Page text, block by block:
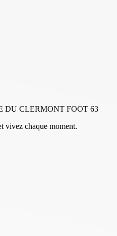
DU CLERMONT FOOT 63
vivez chaque moment.